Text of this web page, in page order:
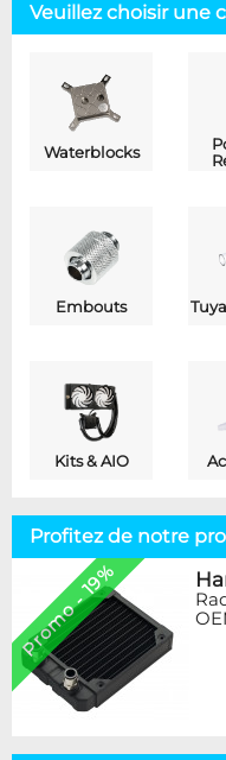
Veuillez choisir une
Waterblocks
Embouts
Kits & AIO
Profitez de notre
Promo - 19%